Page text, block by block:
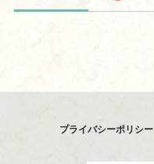
プライバシーポリシー